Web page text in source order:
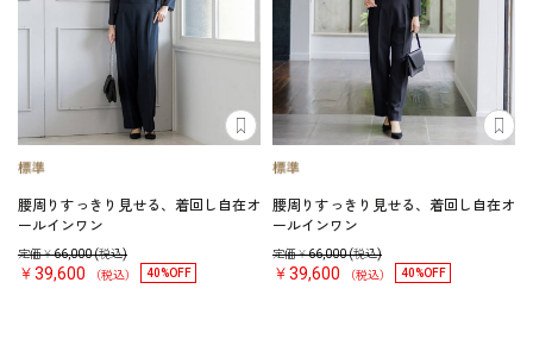
腰周りすっきり見せる、着回し自在オ
ールインワン
定価￥66,000(税込)
￥39,600 （税込） 40%OFF
腰周りすっきり見せる、着回し自在オ
ールインワン
定価￥66,000(税込)
￥39,600 （税込） 40%OFF